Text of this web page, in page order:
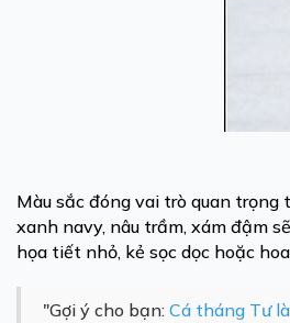
Màu sắc đóng vai trò quan
xanh navy, nâu trầm, xám đậm
họa tiết nhỏ, kẻ sọc dọc hoặc
"Gợi ý cho bạn: Cá tháng Tư